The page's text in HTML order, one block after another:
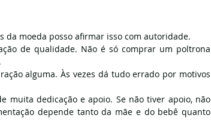
da moeda posso afirmar isso com autoridade.
de qualidade. Não é só comprar um poltrona
alguma. Às vezes dá tudo errado por motivos
muita dedicação e apoio. Se não tiver apoio, não
depende tanto da mãe e do bebê quanto